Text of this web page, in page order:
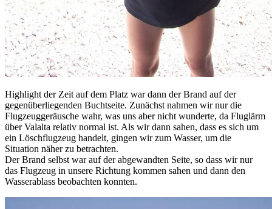
Highlight der Zeit auf dem Platz war dann der Brand auf der
gegenüberliegenden Buchtseite. Zunächst nahmen wir nur die
Flugzeuggeräusche wahr, was uns aber nicht wunderte, da Fluglärm
über Valalta relativ normal ist. Als wir dann sahen, dass es sich um
ein Löschflugzeug handelt, gingen wir zum Wasser, um die
Situation näher zu betrachten.
Der Brand selbst war auf der abgewandten Seite, so dass wir nur
das Flugzeug in unsere Richtung kommen sahen und dann den
Wasserablass beobachten konnten.